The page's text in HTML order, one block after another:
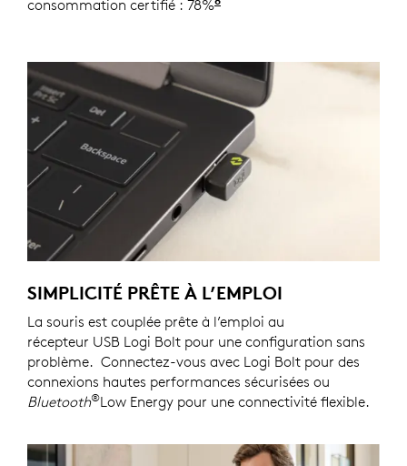
consommation certifié : 78%
SIMPLICITÉ PRÊTE À L’EMPLOI
La souris est couplée prête à l’emploi au
récepteur USB Logi Bolt pour une configuration sans
problème. Connectez-vous avec Logi Bolt pour des
connexions hautes performances sécurisées ou
Bluetooth®Low Energy pour une connectivité flexible.